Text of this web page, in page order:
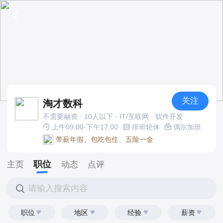
淘才数科 关注
不需要融资 · 10人以下 · IT/互联网 · 软件开发
上午09:00-下午17:00
排班轮休
偶尔加班
带薪年假、包吃包住、五险一金
主页 职位 动态 点评
请输入搜索内容
职位 地区 经验 薪资